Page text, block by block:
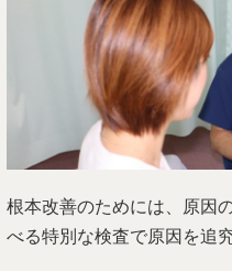
根本改善のためには、原因
べる特別な検査で原因を追